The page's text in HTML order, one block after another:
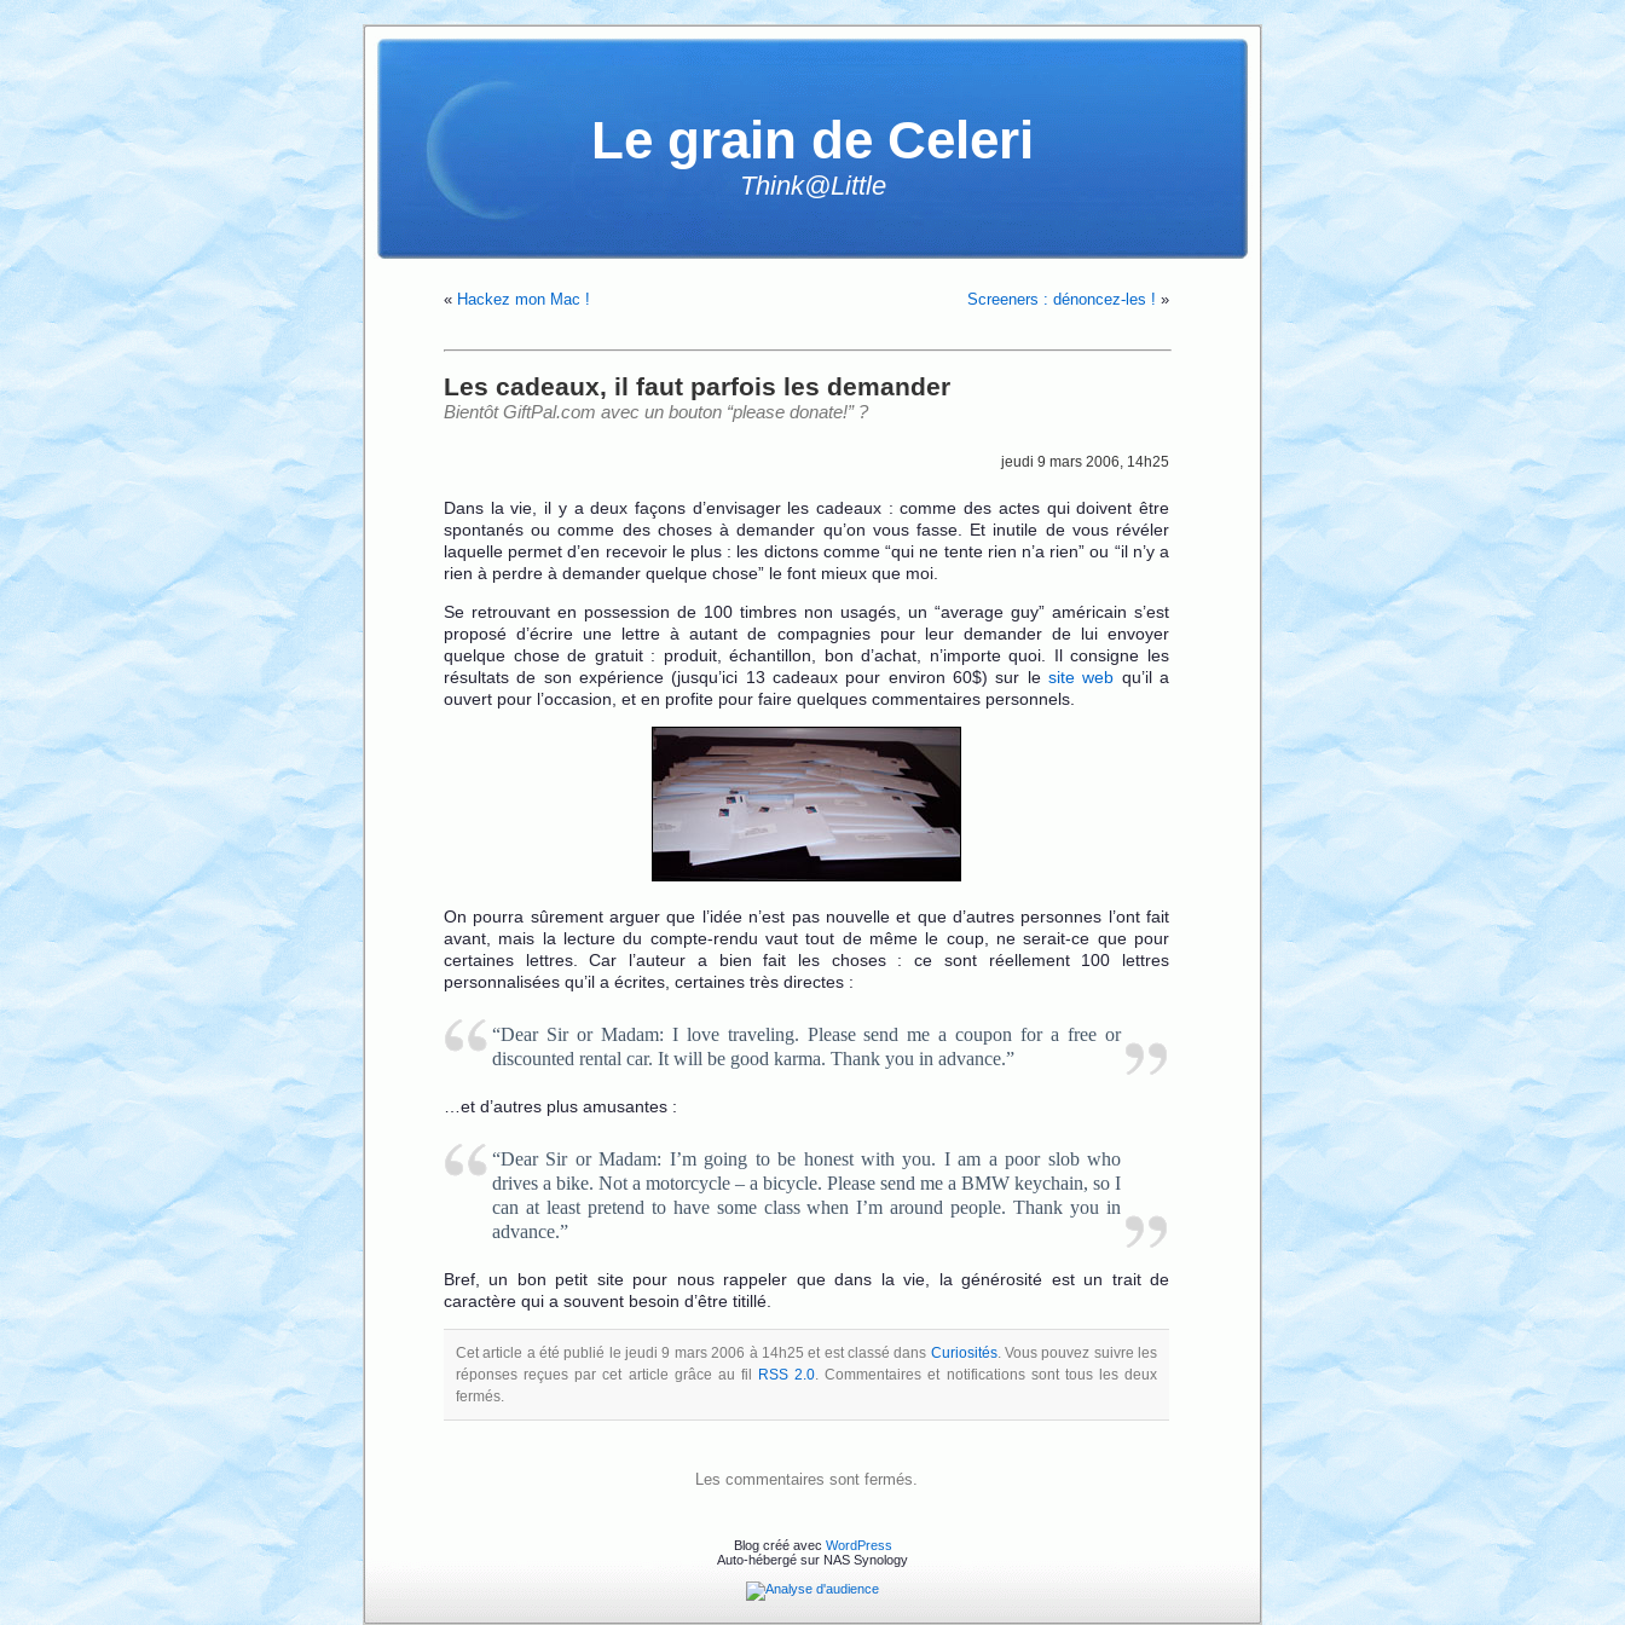
Le grain de Celeri
Think@Little
« Hackez mon Mac ! Screeners : dénoncez-les ! »
Les cadeaux, il faut parfois les demander
Bientôt GiftPal.com avec un bouton “please donate!” ?
jeudi 9 mars 2006, 14h25
Dans la vie, il y a deux façons d’envisager les cadeaux : comme des actes qui doivent être
spontanés ou comme des choses à demander qu’on vous fasse. Et inutile de vous révéler
laquelle permet d’en recevoir le plus : les dictons comme “qui ne tente rien n’a rien” ou “il n’y a
rien à perdre à demander quelque chose” le font mieux que moi.
Se retrouvant en possession de 100 timbres non usagés, un “average guy” américain s’est
proposé d’écrire une lettre à autant de compagnies pour leur demander de lui envoyer
quelque chose de gratuit : produit, échantillon, bon d’achat, n’importe quoi. Il consigne les
résultats de son expérience (jusqu’ici 13 cadeaux pour environ 60$) sur le site web qu’il a
ouvert pour l’occasion, et en profite pour faire quelques commentaires personnels.
On pourra sûrement arguer que l’idée n’est pas nouvelle et que d’autres personnes l’ont fait
avant, mais la lecture du compte-rendu vaut tout de même le coup, ne serait-ce que pour
certaines lettres. Car l’auteur a bien fait les choses : ce sont réellement 100 lettres
personnalisées qu’il a écrites, certaines très directes :
“Dear Sir or Madam: I love traveling. Please send me a coupon for a free or
discounted rental car. It will be good karma. Thank you in advance.”
…et d’autres plus amusantes :
“Dear Sir or Madam: I’m going to be honest with you. I am a poor slob who
drives a bike. Not a motorcycle – a bicycle. Please send me a BMW keychain, so I
can at least pretend to have some class when I’m around people. Thank you in
advance.”
Bref, un bon petit site pour nous rappeler que dans la vie, la générosité est un trait de
caractère qui a souvent besoin d’être titillé.
Cet article a été publié le jeudi 9 mars 2006 à 14h25 et est classé dans Curiosités. Vous pouvez suivre les
réponses reçues par cet article grâce au fil RSS 2.0 . Commentaires et notifications sont tous les deux
fermés.
Les commentaires sont fermés.
Blog créé avec WordPress
Auto-hébergé sur NAS Synology